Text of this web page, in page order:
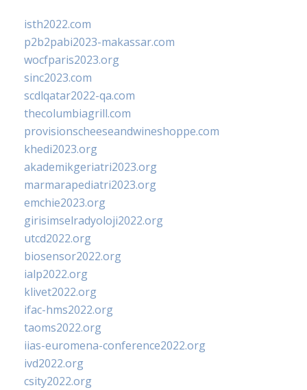
isth2022.com
p2b2pabi2023-makassar.com
wocfparis2023.org
sinc2023.com
scdlqatar2022-qa.com
thecolumbiagrill.com
provisionscheeseandwineshoppe.com
khedi2023.org
akademikgeriatri2023.org
marmarapediatri2023.org
emchie2023.org
girisimselradyoloji2022.org
utcd2022.org
biosensor2022.org
ialp2022.org
klivet2022.org
ifac-hms2022.org
taoms2022.org
iias-euromena-conference2022.org
ivd2022.org
csity2022.org